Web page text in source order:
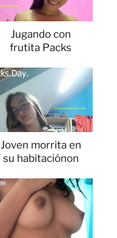
Jugando con
frutita Packs
Joven morrita en
su habitaciónon